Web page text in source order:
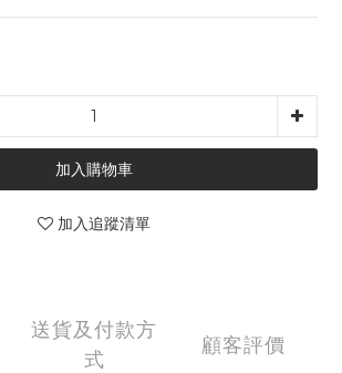
加入購物車
加入追蹤清單
送貨及付款方
式
顧客評價